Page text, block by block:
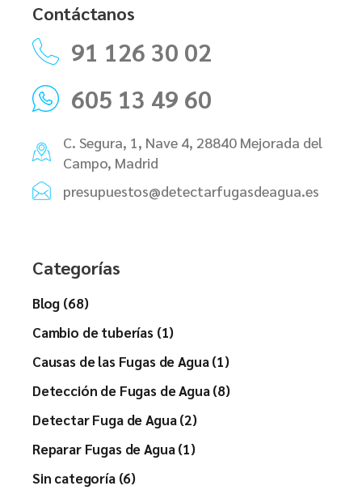
Contáctanos
91 126 30 02
605 13 49 60
C. Segura, 1, Nave 4, 28840 Mejorada del
Campo, Madrid
presupuestos@detectarfugasdeagua.es
Categorías
Blog (68)
Cambio de tuberías (1)
Causas de las Fugas de Agua (1)
Detección de Fugas de Agua (8)
Detectar Fuga de Agua (2)
Reparar Fugas de Agua (1)
Sin categoría (6)